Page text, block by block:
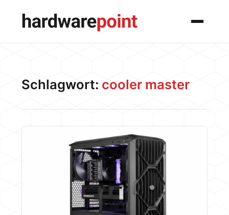
Menü
Schlagwort: cooler master